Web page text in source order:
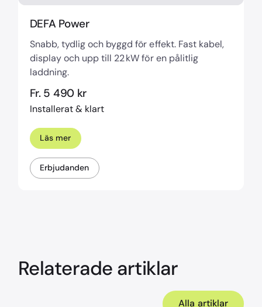
DEFA Power
Snabb, tydlig och byggd för effekt. Fast kabel,
display och upp till 22 kW för en pålitlig
laddning.
Fr. 5 490 kr
Installerat & klart
Läs mer
Erbjudanden
Relaterade artiklar
Alla artiklar